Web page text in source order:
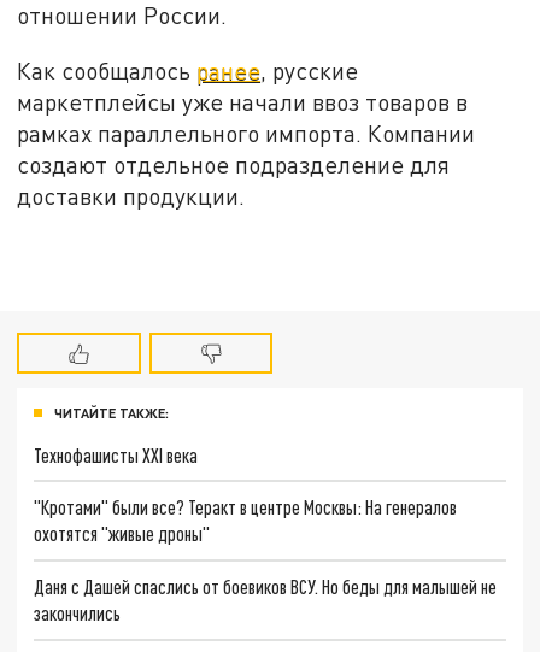
отношении России.
Как сообщалось ранее, русские
маркетплейсы уже начали ввоз товаров в
рамках параллельного импорта. Компании
создают отдельное подразделение для
доставки продукции.
ЧИТАЙТЕ ТАКЖЕ:
Технофашисты XXI века
"Кротами" были все? Теракт в центре Москвы: На генералов
охотятся "живые дроны"
Даня с Дашей спаслись от боевиков ВСУ. Но беды для малышей не
закончились